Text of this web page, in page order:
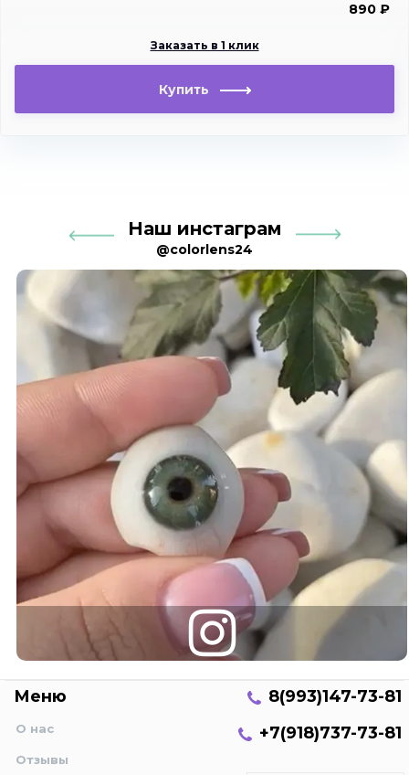
890 ₽
Заказать в 1 клик
Наш инстаграм
@colorlens24
Меню
О нас
Отзывы
8(993)147-73-81
+7(918)737-73-81